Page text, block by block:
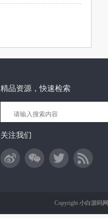
精品资源，快速检索
关注我们
Copyright 小白源码网